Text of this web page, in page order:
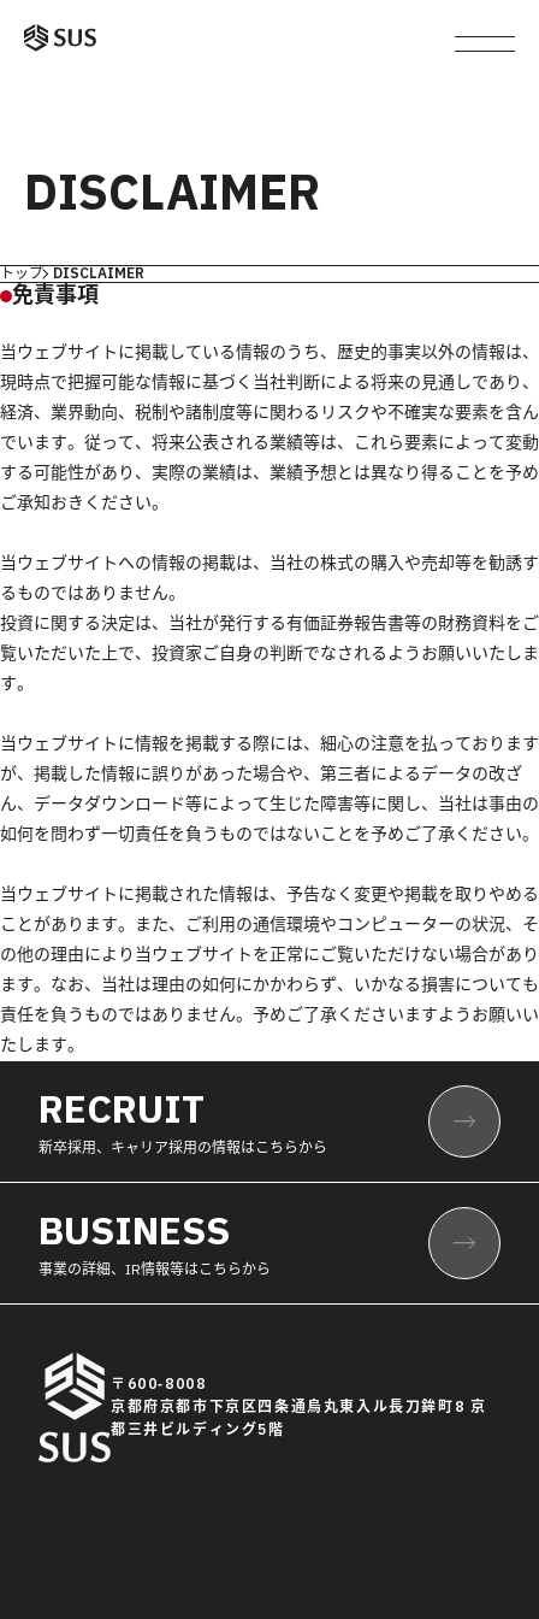
DISCLAIMER
トップ DISCLAIMER
免責事項
当ウェブサイトに掲載している情報のうち、歴史的事実以外の情報は、
現時点で把握可能な情報に基づく当社判断による将来の見通しであり、
経済、業界動向、税制や諸制度等に関わるリスクや不確実な要素を含ん
でいます。従って、将来公表される業績等は、これら要素によって変動
する可能性があり、実際の業績は、業績予想とは異なり得ることを予め
ご承知おきください。
当ウェブサイトへの情報の掲載は、当社の株式の購入や売却等を勧誘す
るものではありません。
投資に関する決定は、当社が発行する有価証券報告書等の財務資料をご
覧いただいた上で、投資家ご自身の判断でなされるようお願いいたしま
す。
当ウェブサイトに情報を掲載する際には、細心の注意を払っております
が、掲載した情報に誤りがあった場合や、第三者によるデータの改ざ
ん、データダウンロード等によって生じた障害等に関し、当社は事由の
如何を問わず一切責任を負うものではないことを予めご了承ください。
当ウェブサイトに掲載された情報は、予告なく変更や掲載を取りやめる
ことがあります。また、ご利用の通信環境やコンピューターの状況、そ
の他の理由により当ウェブサイトを正常にご覧いただけない場合があり
ます。なお、当社は理由の如何にかかわらず、いかなる損害についても
責任を負うものではありません。予めご了承くださいますようお願いい
たします。
RECRUIT
新卒採用、キャリア採用の情報はこちらから
BUSINESS
事業の詳細、IR情報等はこちらから
〒600-8008
京都府京都市下京区四条通烏丸東入ル長刀鉾町8 京
都三井ビルディング5階